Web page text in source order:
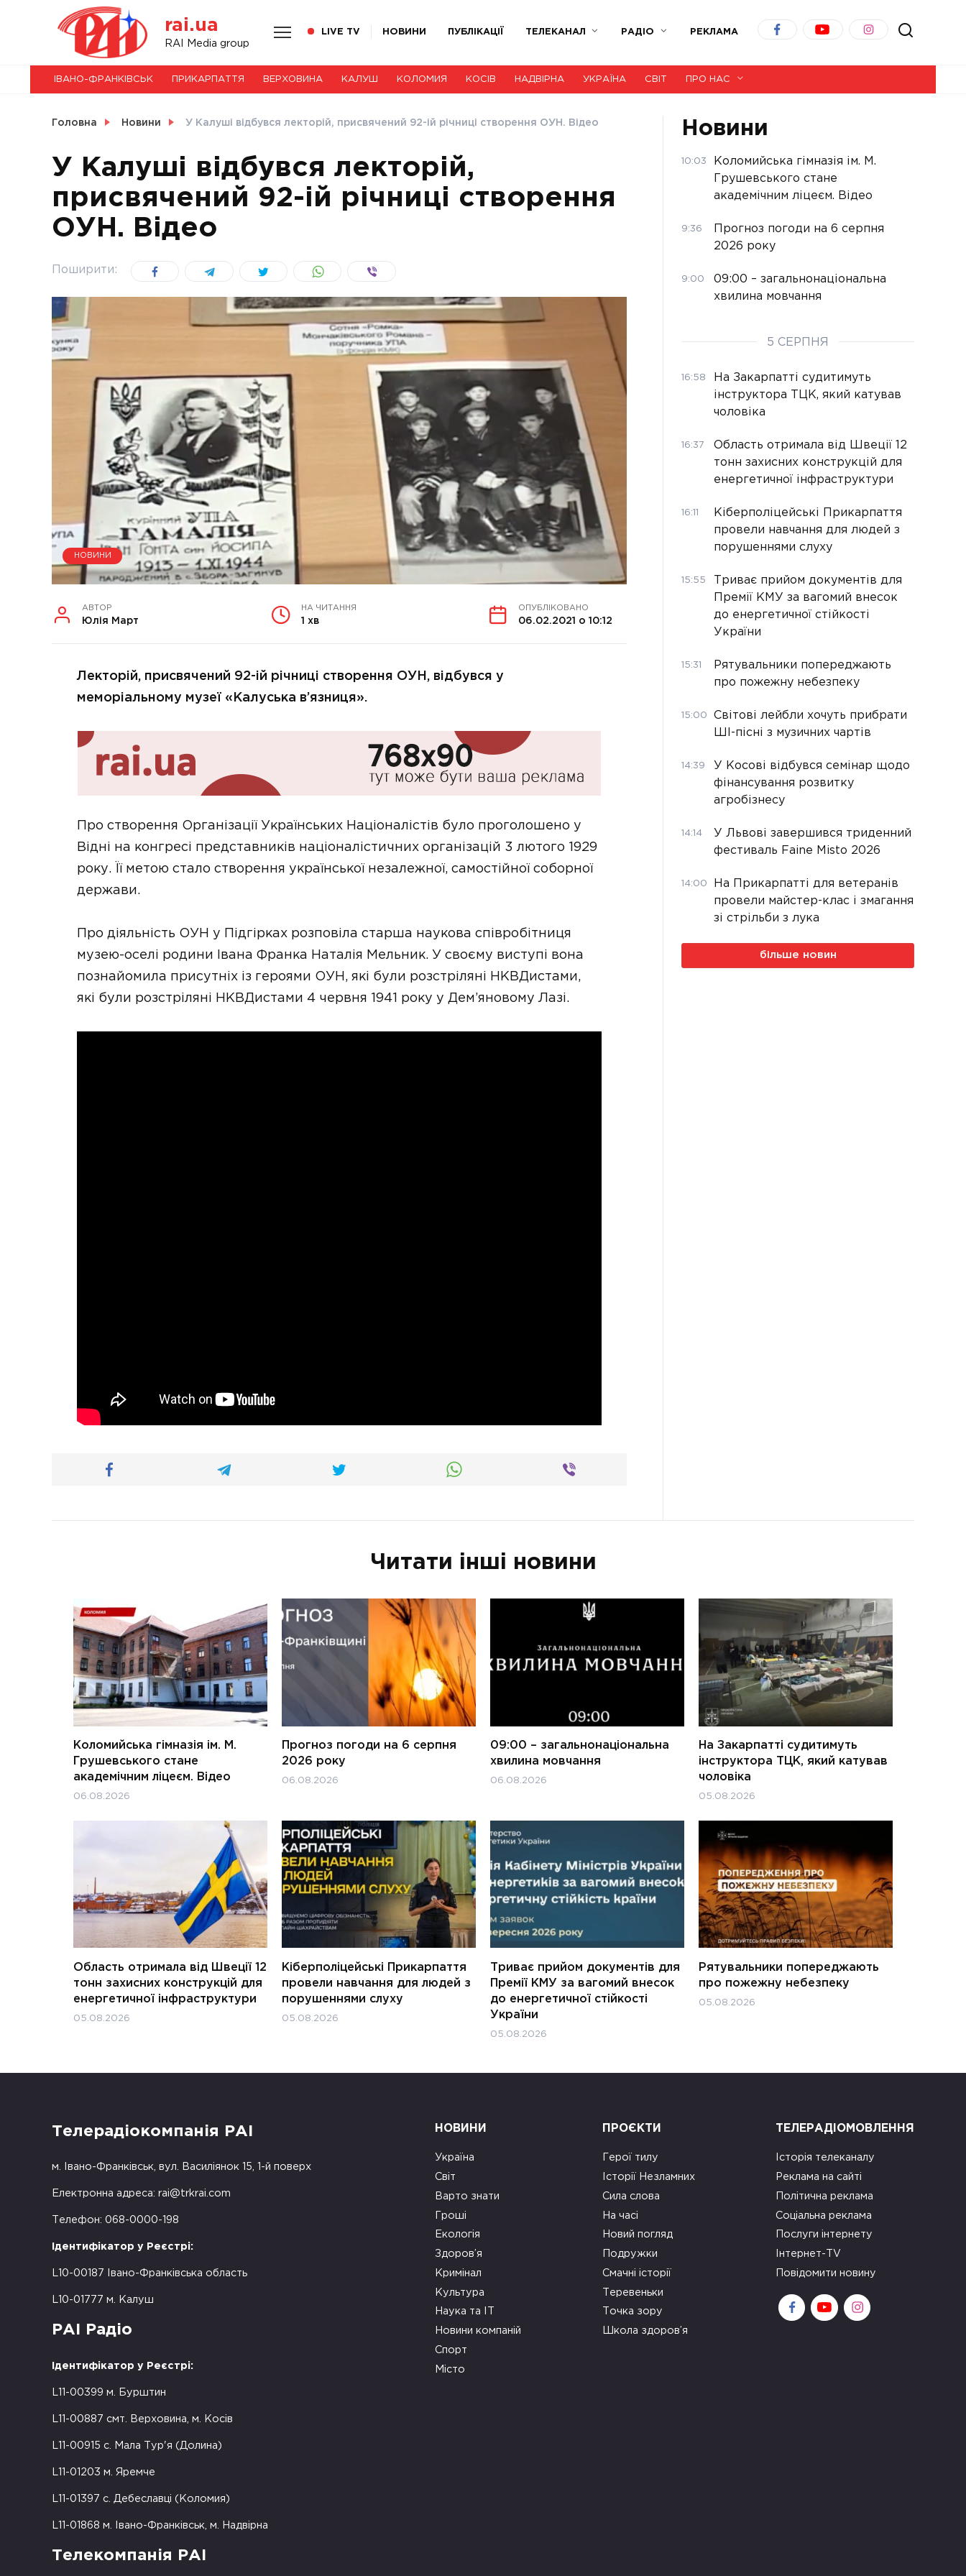
rai.ua
RAI Media group
LIVE TV НОВИНИ ПУБЛІКАЦІЇ ТЕЛЕКАНАЛ РАДІО РЕКЛАМА
НОВИНИ
СВІТ
УКРАЇНА
ІВАНО-ФРАНКІВСЬК ПРИКАРПАТТЯ ВЕРХОВИНА КАЛУШ КОЛОМИЯ КОСІВ НАДВІРНА УКРАЇНА СВІТ ПРО НАС
Головна Новини У Калуші відбувся лекторій, присвячений 92-ій річниці створення ОУН. Відео
У Калуші відбувся лекторій,
присвячений 92-ій річниці створення
ОУН. Відео
Поширити:
НОВИНИ
АВТОР
Юлія Март
НА ЧИТАННЯ
1 хв
ОПУБЛІКОВАНО
06.02.2021 о 10:12
Лекторій, присвячений 92-ій річниці створення ОУН, відбувся у
меморіальному музеї «Калуська в’язниця».
Про створення Організації Українських Націоналістів було проголошено у
Відні на конгресі представників націоналістичних організацій 3 лютого 1929
року. Її метою стало створення української незалежної, самостійної соборної
держави.
Про діяльність ОУН у Підгірках розповіла старша наукова співробітниця
музею-оселі родини Івана Франка Наталія Мельник. У своєму виступі вона
познайомила присутніх із героями ОУН, які були розстріляні НКВДистами,
які були розстріляні НКВДистами 4 червня 1941 року у Дем’яновому Лазі.
Новини
10:03
Коломийська гімназія ім. М.
Грушевського стане
академічним ліцеєм. Відео
9:36
Прогноз погоди на 6 серпня
2026 року
9:00
09:00 – загальнонаціональна
хвилина мовчання
5 СЕРПНЯ
16:58
На Закарпатті судитимуть
інструктора ТЦК, який катував
чоловіка
16:37
Область отримала від Швеції 12
тонн захисних конструкцій для
енергетичної інфраструктури
16:11
Кіберполіцейські Прикарпаття
провели навчання для людей з
порушеннями слуху
15:55
Триває прийом документів для
Премії КМУ за вагомий внесок
до енергетичної стійкості
України
15:31
Рятувальники попереджають
про пожежну небезпеку
15:00
Світові лейбли хочуть прибрати
ШІ-пісні з музичних чартів
14:39
У Косові відбувся семінар щодо
фінансування розвитку
агробізнесу
14:14
У Львові завершився триденний
фестиваль Faine Misto 2026
14:00
На Прикарпатті для ветеранів
провели майстер-клас і змагання
зі стрільби з лука
більше новин
Читати інші новини
Коломийська гімназія ім. М.
Грушевського стане
академічним ліцеєм. Відео
06.08.2026
Прогноз погоди на 6 серпня
2026 року
06.08.2026
09:00 – загальнонаціональна
хвилина мовчання
06.08.2026
На Закарпатті судитимуть
інструктора ТЦК, який катував
чоловіка
05.08.2026
Область отримала від Швеції 12
тонн захисних конструкцій для
енергетичної інфраструктури
05.08.2026
Кіберполіцейські Прикарпаття
провели навчання для людей з
порушеннями слуху
05.08.2026
Триває прийом документів для
Премії КМУ за вагомий внесок
до енергетичної стійкості
України
05.08.2026
Рятувальники попереджають
про пожежну небезпеку
05.08.2026
Телерадіокомпанія РАІ
м. Івано-Франківськ, вул. Василіянок 15, 1-й поверх
Електронна адреса: rai@trkrai.com
Телефон: 068-0000-198
Ідентифікатор у Реєстрі:
L10-00187 Івано-Франківська область
L10-01777 м. Калуш
РАІ Радіо
Ідентифікатор у Реєстрі:
L11-00399 м. Бурштин
L11-00887 смт. Верховина, м. Косів
L11-00915 с. Мала Тур'я (Долина)
L11-01203 м. Яремче
L11-01397 с. Дебеславці (Коломия)
L11-01868 м. Івано-Франківськ, м. Надвірна
Телекомпанія РАІ
НОВИНИ
Україна
Світ
Варто знати
Гроші
Екологія
Здоров’я
Кримінал
Культура
Наука та ІТ
Новини компаній
Спорт
Місто
ПРОЄКТИ
Герої тилу
Історії Незламних
Сила слова
На часі
Новий погляд
Подружки
Смачні історії
Теревеньки
Точка зору
Школа здоров’я
ТЕЛЕРАДІОМОВЛЕННЯ
Історія телеканалу
Реклама на сайті
Політична реклама
Соціальна реклама
Послуги інтернету
Інтернет-TV
Повідомити новину